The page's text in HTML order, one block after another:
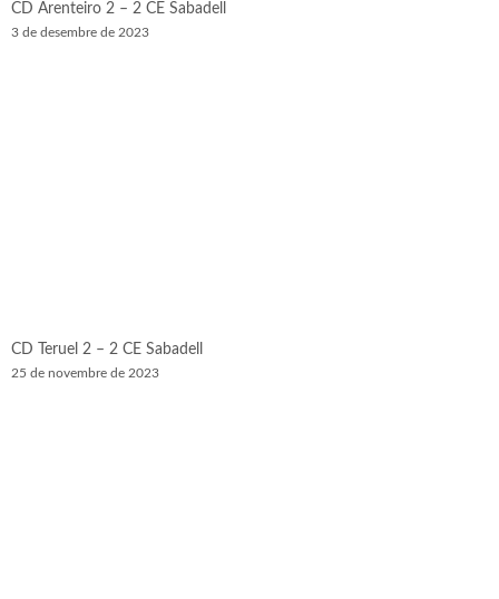
CD Arenteiro 2 – 2 CE Sabadell
3 de desembre de 2023
CD Teruel 2 – 2 CE Sabadell
25 de novembre de 2023